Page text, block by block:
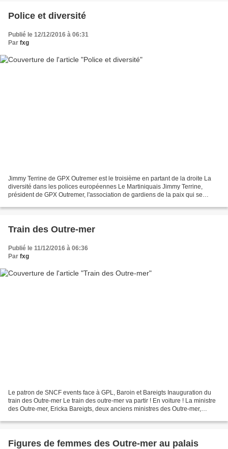
Police et diversité
Publié le 12/12/2016 à 06:31
Par fxg
Jimmy Terrine de GPX Outremer est le troisième en partant de la droite La
diversité dans les polices européennes Le Martiniquais Jimmy Terrine,
président de GPX Outremer, l'association de gardiens de la paix qui se
Train des Outre-mer
Publié le 11/12/2016 à 06:36
Par fxg
Le patron de SNCF events face à GPL, Baroin et Bareigts Inauguration du
train des Outre-mer Le train des outre-mer va partir ! En voiture ! La ministre
des Outre-mer, Ericka Bareigts, deux anciens ministres des Outre-mer,
Figures de femmes des Outre-mer au palais